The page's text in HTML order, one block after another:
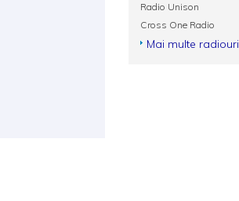
Radio Unison
Cross One Radio
Mai multe radiouri